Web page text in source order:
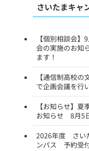
さいたまキャ
【個別相談会
会の実施のお知
ます！
【通信制高校
で企画会議を行
【お知らせ】
お知らせ 8月5
2026年度 さい
ンパス 予約受